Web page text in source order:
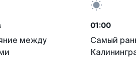
между
01:00
Самый